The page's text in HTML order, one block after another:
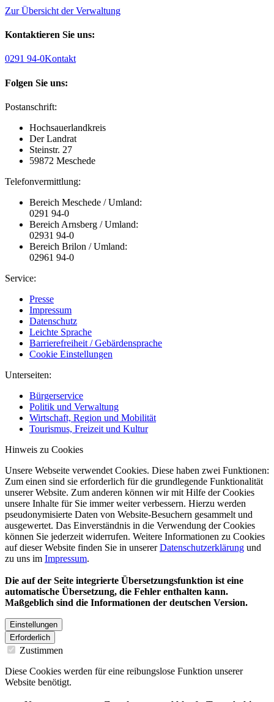
Zur Übersicht der Verwaltung
Kontaktieren Sie uns:
0291 94-0Kontakt
Folgen Sie uns:
Postanschrift:
Hochsauerlandkreis
Der Landrat
Steinstr. 27
59872 Meschede
Telefonvermittlung:
Bereich Meschede / Umland:
0291 94-0
Bereich Arnsberg / Umland:
02931 94-0
Bereich Brilon / Umland:
02961 94-0
Service:
Presse
Impressum
Datenschutz
Leichte Sprache
Barrierefreiheit / Gebärdensprache
Cookie Einstellungen
Unterseiten:
Bürgerservice
Politik und Verwaltung
Wirtschaft, Region und Mobilität
Tourismus, Freizeit und Kultur
Hinweis zu Cookies
Unsere Webseite verwendet Cookies. Diese haben zwei Funktionen:
Zum einen sind sie erforderlich für die grundlegende Funktionalität
unserer Website. Zum anderen können wir mit Hilfe der Cookies
unsere Inhalte für Sie immer weiter verbessern. Hierzu werden
pseudonymisierte Daten von Website-Besuchern gesammelt und
ausgewertet. Das Einverständnis in die Verwendung der Cookies
können Sie jederzeit widerrufen. Weitere Informationen zu Cookies
auf dieser Website finden Sie in unsererDatenschutzerklärung und
zu uns im Impressum.
Die auf der Seite integrierte Übersetzungsfunktion ist eine
automatische Übersetzung, die Fehler enthalten kann.
Maßgeblich sind die Informationen der deutschen Version.
Einstellungen
Erforderlich
Zustimmen
Diese Cookies werden für eine reibungslose Funktion unserer
Website benötigt.